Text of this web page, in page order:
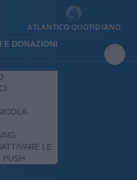
ATLANTICO QUOTIDIANO
E DONAZIONI
LE
PUSH